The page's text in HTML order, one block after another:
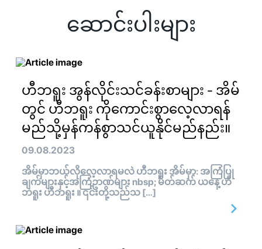
ဆောင်းပါးများ
ဟီဘရူး အွန်လိုင်းသင်ခန်းစာများ - အိမ်
တွင် ဟီဘရူး ကိုကောင်းစွာလေ့လာရန်
မည်သို့မှန်ကန်စွာသင်ယူနိုင်မည်နည်း။
09.08.2023
အိမ်မှာဘယ်လိုလေ့လာရမလဲ ဟီဘရူး အိမ်မှာ: အကြံပြု
ချက်များနှင့်အကြံဥာဏ်များ nbsp; မိတ်ဆက် ယနေ့ ဟီ
ဘရူး ဟီဘရူး ။ ၎င်းတို့သည်သ […]